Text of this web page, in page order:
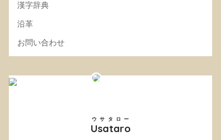
漢字辞典
沿革
お問い合わせ
Usataro
ウサタロー